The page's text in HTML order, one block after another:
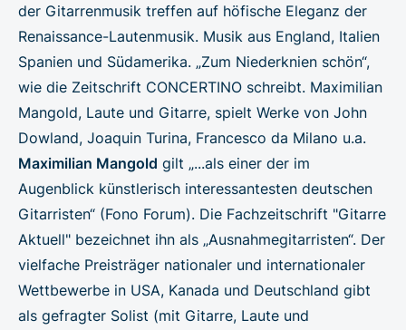
der Gitarrenmusik treffen auf höfische Eleganz der
Renaissance-Lautenmusik. Musik aus England, Italien
Spanien und Südamerika. „Zum Niederknien schön“,
wie die Zeitschrift CONCERTINO schreibt. Maximilian
Mangold, Laute und Gitarre, spielt Werke von John
Dowland, Joaquin Turina, Francesco da Milano u.a.
Maximilian Mangold gilt „...als einer der im
Augenblick künstlerisch interessantesten deutschen
Gitarristen“ (Fono Forum). Die Fachzeitschrift "Gitarre
Aktuell" bezeichnet ihn als „Ausnahmegitarristen“. Der
vielfache Preisträger nationaler und internationaler
Wettbewerbe in USA, Kanada und Deutschland gibt
als gefragter Solist (mit Gitarre, Laute und